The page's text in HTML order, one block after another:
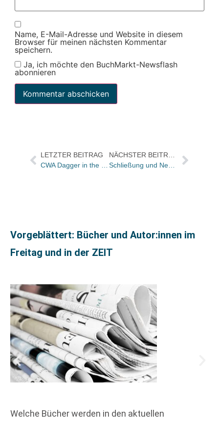
Name, E-Mail-Adresse und Website in diesem
Browser für meinen nächsten Kommentar
speichern.
Ja, ich möchte den BuchMarkt-Newsflash
abonnieren
LETZTER BEITRAG
Vorgeblättert: Bücher und Autor:innen im
Freitag und in der ZEIT
Welche Bücher werden in den aktuellen